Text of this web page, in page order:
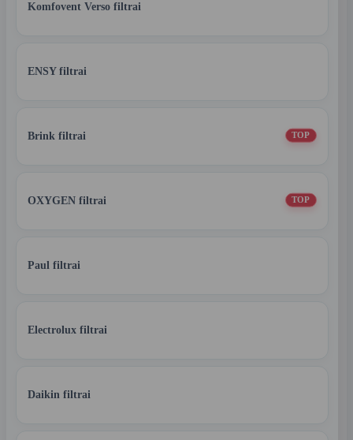
Komfovent Verso filtrai
ENSY filtrai
Brink filtrai TOP
OXYGEN filtrai TOP
Paul filtrai
Electrolux filtrai
Daikin filtrai